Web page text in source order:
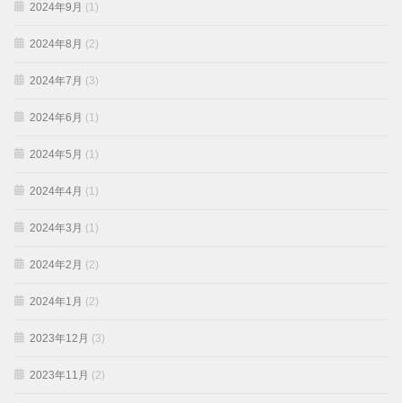
2024年9月 (1)
2024年8月 (2)
2024年7月 (3)
2024年6月 (1)
2024年5月 (1)
2024年4月 (1)
2024年3月 (1)
2024年2月 (2)
2024年1月 (2)
2023年12月 (3)
2023年11月 (2)